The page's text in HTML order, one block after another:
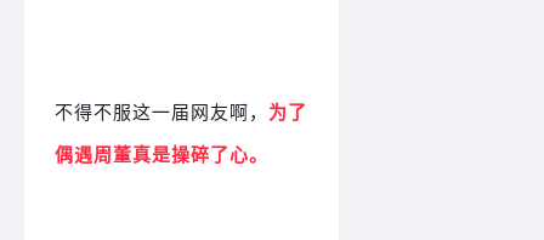
不得不服这一届网友啊， 为了
偶遇周董真是操碎了心。